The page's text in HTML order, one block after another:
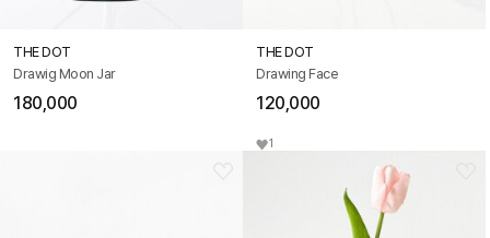
THE DOT
Drawig Moon Jar
180,000
THE DOT
Drawing Face
120,000
1